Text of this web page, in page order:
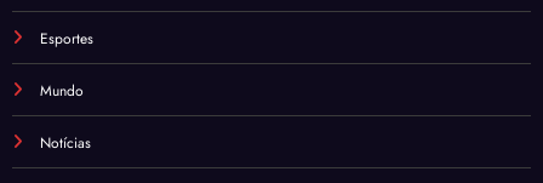
Esportes
Mundo
Notícias